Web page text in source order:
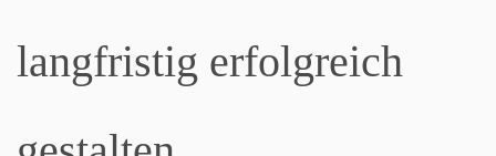
langfristig erfolgreich